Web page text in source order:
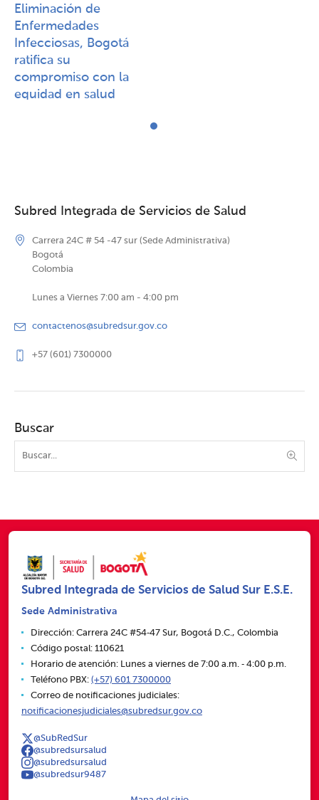
Eliminación de
Enfermedades
Infecciosas, Bogotá
ratifica su
compromiso con la
equidad en salud
Subred Integrada de Servicios de Salud
Carrera 24C # 54 -47 sur (Sede Administrativa)
Bogotá
Colombia
Lunes a Viernes 7:00 am - 4:00 pm
contactenos@subredsur.gov.co
+57 (601) 7300000
Buscar
Subred Integrada de Servicios de Salud Sur E.S.E.
Sede Administrativa
Dirección: Carrera 24C #54‑47 Sur, Bogotá D.C., Colombia
Código postal: 110621
Horario de atención: Lunes a viernes de 7:00 a.m. ‑ 4:00 p.m.
Teléfono PBX: (+57) 601 7300000
Correo de notificaciones judiciales:
notificacionesjudiciales@subredsur.gov.co
@SubRedSur
@subredsursalud
@subredsursalud
@subredsur9487